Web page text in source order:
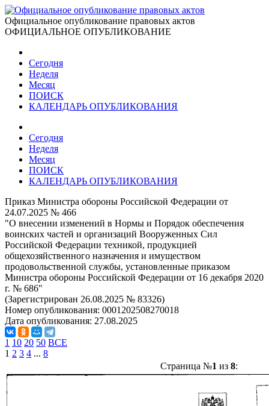
Официальное опубликование правовых актов
ОФИЦИАЛЬНОЕ ОПУБЛИКОВАНИЕ
Сегодня
Неделя
Месяц
ПОИСК
КАЛЕНДАРЬ ОПУБЛИКОВАНИЯ
Сегодня
Неделя
Месяц
ПОИСК
КАЛЕНДАРЬ ОПУБЛИКОВАНИЯ
Приказ Министра обороны Российской Федерации от
24.07.2025 № 466
"О внесении изменений в Нормы и Порядок обеспечения
воинских частей и организаций Вооруженных Сил
Российской Федерации техникой, продукцией
общехозяйственного назначения и имуществом
продовольственной службы, установленные приказом
Министра обороны Российской Федерации от 16 декабря 2020
г. № 686"
(Зарегистрирован 26.08.2025 № 83326)
Номер опубликования: 0001202508270018
Дата опубликования: 27.08.2025
1 10 20 50 ВСЕ
1 2 3 4 ... 8
Страница №1 из 8: